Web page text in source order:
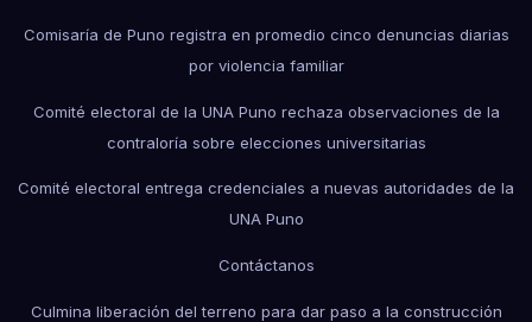
Comisaría de Puno registra en promedio cinco denuncias diarias
por violencia familiar
Comité electoral de la UNA Puno rechaza observaciones de la
contraloría sobre elecciones universitarias
Comité electoral entrega credenciales a nuevas autoridades de la
UNA Puno
Contáctanos
Culmina liberación del terreno para dar paso a la construcción